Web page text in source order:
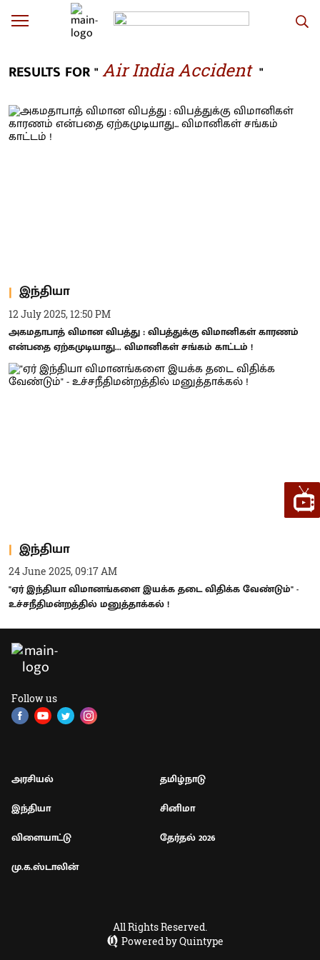
RESULTS FOR "Air India Accident "
இந்தியா
12 July 2025, 12:50 PM
அகமதாபாத் விமான விபத்து : விபத்துக்கு விமானிகள் காரணம்
என்பதை ஏற்கமுடியாது... விமானிகள் சங்கம் காட்டம் !
இந்தியா
24 June 2025, 09:17 AM
"ஏர் இந்தியா விமானங்களை இயக்க தடை விதிக்க வேண்டும்" -
உச்சநீதிமன்றத்தில் மனுத்தாக்கல் !
Follow us
அரசியல்
தமிழ்நாடு
இந்தியா
சினிமா
விளையாட்டு
தேர்தல் 2026
மு.க.ஸ்டாலின்
All Rights Reserved.
Powered by Quintype